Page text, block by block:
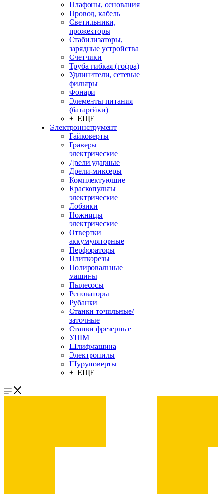
Плафоны, основания
Провод, кабель
Светильники,
прожекторы
Стабилизаторы,
зарядные устройства
Счетчики
Труба гибкая (гофра)
Удлинители, сетевые
фильтры
Фонари
Элементы питания
(батарейки)
+ ЕЩЕ
Электроинструмент
Гайковерты
Граверы
электрические
Дрели ударные
Дрели-миксеры
Комплектующие
Краскопульты
электрические
Лобзики
Ножницы
электрические
Отвертки
аккумуляторные
Перфораторы
Плиткорезы
Полировальные
машины
Пылесосы
Реноваторы
Рубанки
Станки точильные/
заточные
Станки фрезерные
УШМ
Шлифмашина
Электропилы
Шуруповерты
+ ЕЩЕ